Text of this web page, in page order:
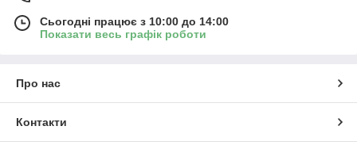
Сьогодні працює з 10:00 до 14:00
Показати весь графік роботи
Про нас
Контакти